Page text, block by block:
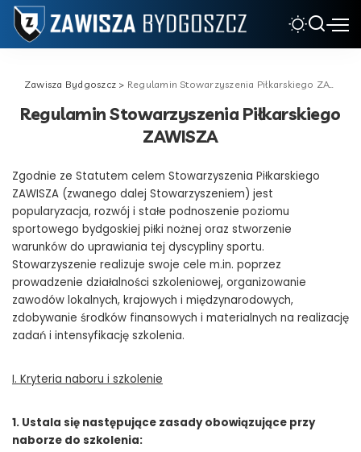
Zawisza Bydgoszcz > Regulamin Stowarzyszenia Piłkarskiego ZAWISZA
Regulamin Stowarzyszenia Piłkarskiego
ZAWISZA
Zgodnie ze Statutem celem Stowarzyszenia Piłkarskiego
ZAWISZA (zwanego dalej Stowarzyszeniem) jest
popularyzacja, rozwój i stałe podnoszenie poziomu
sportowego bydgoskiej piłki nożnej oraz stworzenie
warunków do uprawiania tej dyscypliny sportu.
Stowarzyszenie realizuje swoje cele m.in. poprzez
prowadzenie działalności szkoleniowej, organizowanie
zawodów lokalnych, krajowych i międzynarodowych,
zdobywanie środków finansowych i materialnych na realizację
zadań i intensyfikację szkolenia.
I. Kryteria naboru i szkolenie
1. Ustala się następujące zasady obowiązujące przy
naborze do szkolenia: